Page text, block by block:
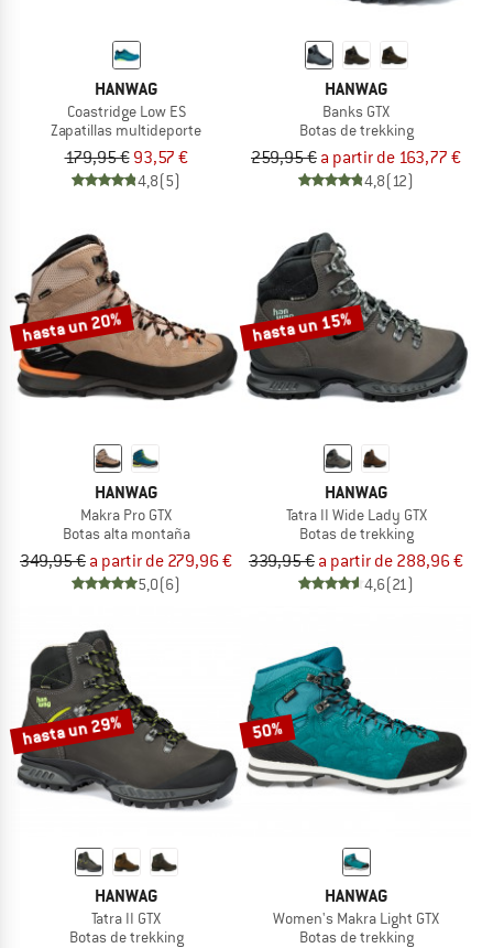
HANWAG
Coastridge Low ES
Zapatillas multideporte
179,95 € 93,57 €
4,8(5)
HANWAG
Banks GTX
Botas de trekking
259,95 € a partir de 163,77 €
4,8(12)
hasta un 20%
HANWAG
Makra Pro GTX
Botas alta montaña
349,95 € a partir de 279,96 €
5,0(6)
hasta un 15%
HANWAG
Tatra II Wide Lady GTX
Botas de trekking
339,95 € a partir de 288,96 €
4,6(21)
hasta un 29%
HANWAG
Tatra II GTX
Botas de trekking
50%
HANWAG
Women's Makra Light GTX
Botas de trekking